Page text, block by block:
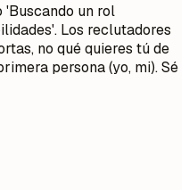
un rol
Los reclutadores
no qué quieres tú de
persona (yo, mi). Sé